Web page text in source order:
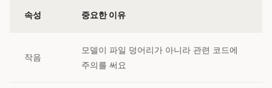
속성 중요한 이유
작음
모델이 파일 덩어리가 아니라 관련 코드에
주의를 써요